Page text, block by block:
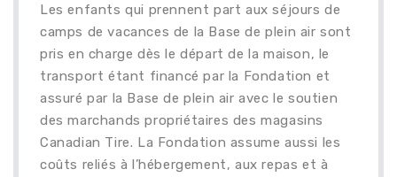
Les enfants qui prennent part aux séjours de
camps de vacances de la Base de plein air sont
pris en charge dès le départ de la maison, le
transport étant financé par la Fondation et
assuré par la Base de plein air avec le soutien
des marchands propriétaires des magasins
Canadian Tire. La Fondation assume aussi les
coûts reliés à l’hébergement, aux repas et à